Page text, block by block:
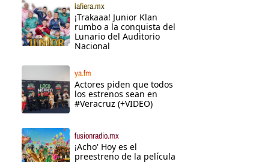
lafiera.mx
¡Trakaaa! Junior Klan
rumbo a la conquista del
Lunario del Auditorio
Nacional
ya.fm
Actores piden que todos
los estrenos sean en
#Veracruz (+VIDEO)
fusionradio.mx
¡Acho' Hoy es el
preestreno de la película